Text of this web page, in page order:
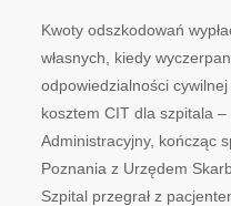
Kwoty odszkodowań
własnych, kiedy
odpowiedzialności
kosztem CIT dla szpitala –
Administracyjny, kończąc
Poznania z Urzędem
Szpital przegrał z